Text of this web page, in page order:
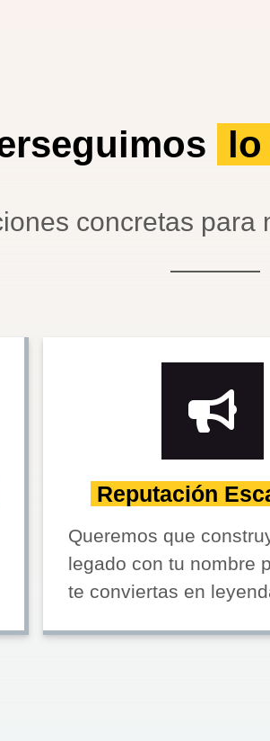
concretas para
Reputación
Queremos que
legado con tu nombre
te conviertas en